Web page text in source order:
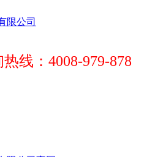
线：4008-979-878